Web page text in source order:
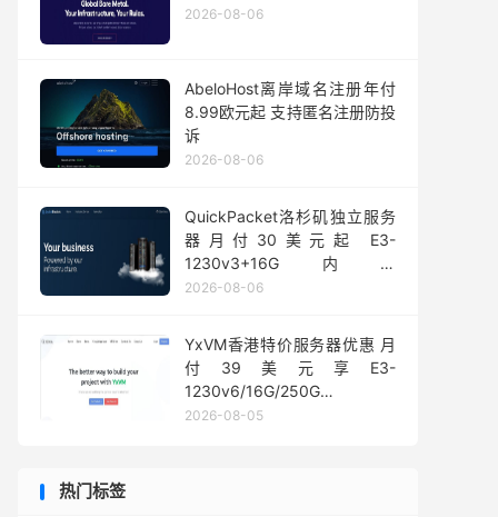
2026-08-06
AbeloHost离岸域名注册年付
8.99欧元起 支持匿名注册防投
诉
2026-08-06
QuickPacket洛杉矶独立服务
器月付30美元起 E3-
1230v3+16G内存
1Gbps@50TB大流量
2026-08-06
YxVM香港特价服务器优惠 月
付39美元享E3-
1230v6/16G/250G
SSD/10TB流量
2026-08-05
热门标签